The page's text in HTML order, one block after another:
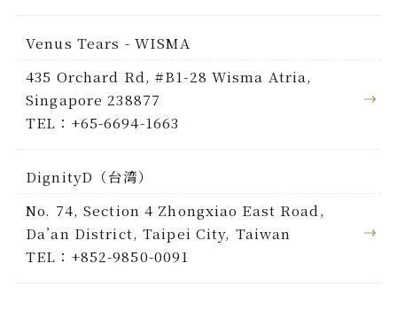
Venus Tears - WISMA
435 Orchard Rd, #B1-28 Wisma Atria,
Singapore 238877
TEL：+65-6694-1663
DignityD（台湾）
No. 74, Section 4 Zhongxiao East Road,
Da’an District, Taipei City, Taiwan
TEL：+852-9850-0091